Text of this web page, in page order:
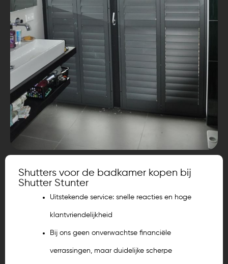
Shutters voor de badkamer kopen bij
Shutter Stunter
Uitstekende service: snelle reacties en hoge
klantvriendelijkheid
Bij ons geen onverwachtse financiële
verrassingen, maar duidelijke scherpe